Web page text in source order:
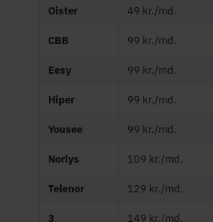
Oister 49 kr./md.
CBB 99 kr./md.
Eesy 99 kr./md.
Hiper 99 kr./md.
Yousee 99 kr./md.
Norlys 109 kr./md.
Telenor 129 kr./md.
3 149 kr./md.